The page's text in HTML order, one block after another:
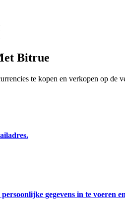
Bitrue
te kopen en verkopen op de
gegevens in te voeren